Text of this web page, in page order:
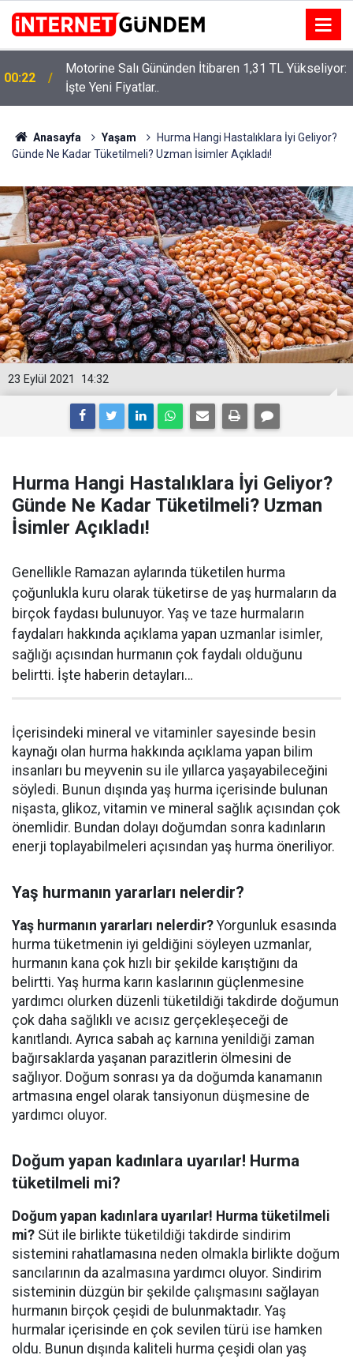
00:22
Motorine Salı Gününden İtibaren 1,31 TL Yükseliyor:
İşte Yeni Fiyatlar..
Anasayfa Yaşam
Hurma Hangi Hastalıklara İyi Geliyor?
Günde Ne Kadar Tüketilmeli? Uzman İsimler Açıkladı!
14:32
23 Eylül 2021
Hurma Hangi Hastalıklara İyi Geliyor?
Günde Ne Kadar Tüketilmeli? Uzman
İsimler Açıkladı!
Genellikle Ramazan aylarında tüketilen hurma
çoğunlukla kuru olarak tüketirse de yaş hurmaların da
birçok faydası bulunuyor. Yaş ve taze hurmaların
faydaları hakkında açıklama yapan uzmanlar isimler,
sağlığı açısından hurmanın çok faydalı olduğunu
belirtti. İşte haberin detayları…
İçerisindeki mineral ve vitaminler sayesinde besin
kaynağı olan hurma hakkında açıklama yapan bilim
insanları bu meyvenin su ile yıllarca yaşayabileceğini
söyledi. Bunun dışında yaş hurma içerisinde bulunan
nişasta, glikoz, vitamin ve mineral sağlık açısından çok
önemlidir. Bundan dolayı doğumdan sonra kadınların
enerji toplayabilmeleri açısından yaş hurma öneriliyor.
Yaş hurmanın yararları nelerdir?
Yaş hurmanın yararları nelerdir? Yorgunluk esasında
hurma tüketmenin iyi geldiğini söyleyen uzmanlar,
hurmanın kana çok hızlı bir şekilde karıştığını da
belirtti. Yaş hurma karın kaslarının güçlenmesine
yardımcı olurken düzenli tüketildiği takdirde doğumun
çok daha sağlıklı ve acısız gerçekleşeceği de
kanıtlandı. Ayrıca sabah aç karnına yenildiği zaman
bağırsaklarda yaşanan parazitlerin ölmesini de
sağlıyor. Doğum sonrası ya da doğumda kanamanın
artmasına engel olarak tansiyonun düşmesine de
yardımcı oluyor.
Doğum yapan kadınlara uyarılar! Hurma
tüketilmeli mi?
Doğum yapan kadınlara uyarılar! Hurma tüketilmeli
mi? Süt ile birlikte tüketildiği takdirde sindirim
sistemini rahatlamasına neden olmakla birlikte doğum
sancılarının da azalmasına yardımcı oluyor. Sindirim
sisteminin düzgün bir şekilde çalışmasını sağlayan
hurmanın birçok çeşidi de bulunmaktadır. Yaş
hurmalar içerisinde en çok sevilen türü ise hamken
oldu. Bunun dışında kaliteli hurma çeşidi olan yaş